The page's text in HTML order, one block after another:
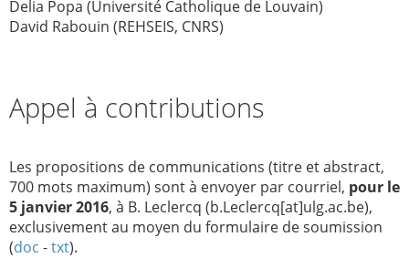
Delia Popa (Université Catholique de Louvain)
David Rabouin (REHSEIS, CNRS)
Appel à contributions
Les propositions de communications (titre et abstract,
700 mots maximum) sont à envoyer par courriel, pour le
5 janvier 2016, à B. Leclercq (b.Leclercq[at]ulg.ac.be),
exclusivement au moyen du formulaire de soumission
(doc -txt).